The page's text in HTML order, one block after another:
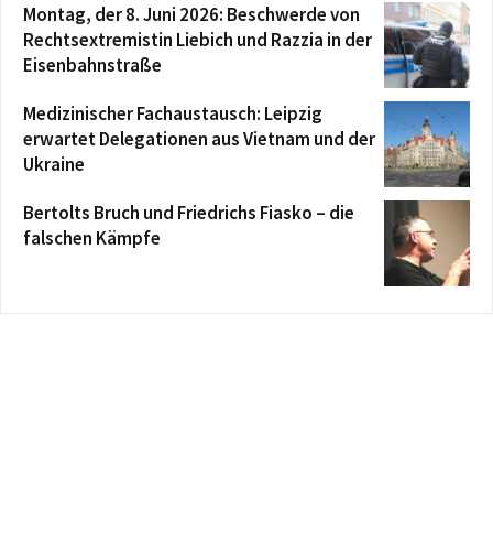
Montag, der 8. Juni 2026: Beschwerde von
Rechtsextremistin Liebich und Razzia in der
Eisenbahnstraße
Medizinischer Fachaustausch: Leipzig
erwartet Delegationen aus Vietnam und der
Ukraine
Bertolts Bruch und Friedrichs Fiasko – die
falschen Kämpfe